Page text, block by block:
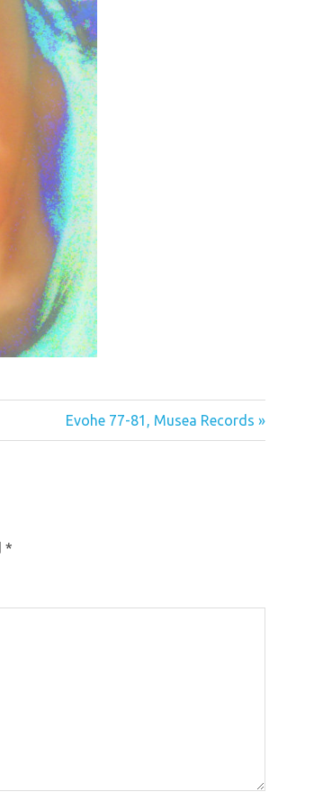
Next
Post:
Evohe 77-81, Musea Records
*